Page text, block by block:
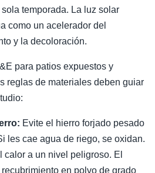
temporada. La luz solar
como un acelerador del
y la decoloración.
para patios expuestos y
reglas de materiales deben guiar
Evite el hierro forjado pesado
les cae agua de riego, se oxidan.
calor a un nivel peligroso. El
en polvo de grado